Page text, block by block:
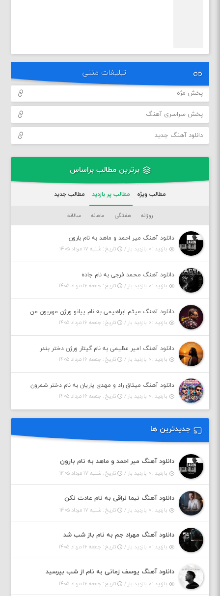
تبلیغات متنی
پخش مژه
پخش سراسری آهنگ
دانلود آهنگ جدید
برترین مطالب براساس
مطالب ویژه مطالب پر بازدید مطالب جدید
روزانه هفتگی ماهانه سالانه
دانلود آهنگ میر احمد و ماهد به نام بارون
بازدید : ۰ بازدید بار /
تاریخ : شنبه ۱۷ مرداد ۱۴۰۵
دانلود آهنگ محمد فرجی به نام جاده
بازدید : ۰ بازدید بار /
تاریخ : جمعه ۱۶ مرداد ۱۴۰۵
دانلود آهنگ میثم ابراهیمی به نام پیانو ورژن مهربون من
بازدید : ۰ بازدید بار /
تاریخ : جمعه ۱۶ مرداد ۱۴۰۵
دانلود آهنگ امیر عظیمی به نام گیتار ورژن دختر بندر
بازدید : ۰ بازدید بار /
تاریخ : جمعه ۱۶ مرداد ۱۴۰۵
دانلود آهنگ میثاق راد و مهدی یاریان به نام دختر شمرون
بازدید : ۰ بازدید بار /
تاریخ : جمعه ۱۶ مرداد ۱۴۰۵
جدیدترین ها
دانلود آهنگ میر احمد و ماهد به نام بارون
بازدید : ۰ بازدید بار / تاریخ : شنبه ۱۷ مرداد ۱۴۰۵
دانلود آهنگ نیما نراقی به نام عادت نکن
بازدید : ۰ بازدید بار / تاریخ : شنبه ۱۷ مرداد ۱۴۰۵
دانلود آهنگ مهراد جم به نام باز شب شد
بازدید : ۰ بازدید بار / تاریخ : جمعه ۱۶ مرداد ۱۴۰۵
دانلود آهنگ یوسف زمانی به نام از شب بپرسید
بازدید : ۰ بازدید بار / تاریخ : جمعه ۱۶ مرداد ۱۴۰۵